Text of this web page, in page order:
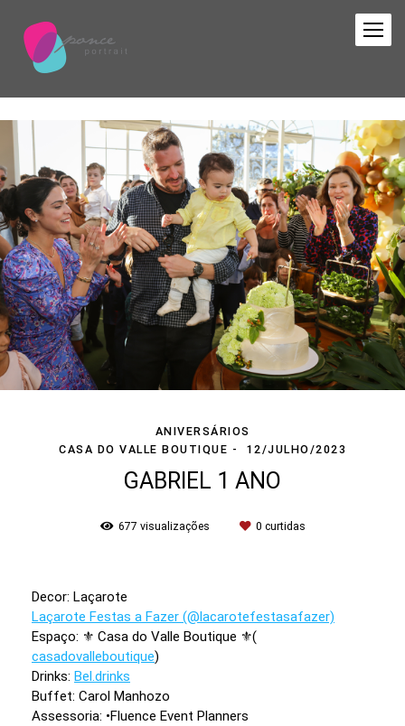
ANIVERSÁRIOS
CASA DO VALLE BOUTIQUE
12/JULHO/2023
GABRIEL 1 ANO
677 visualizações 0 curtidas
Decor: Laçarote
Laçarote Festas a Fazer (@lacarotefestasafazer)
Espaço: ⚜️ Casa do Valle Boutique ⚜️(
casadovalleboutique)
Drinks: Bel.drinks
Buffet: Carol Manhozo
Assessoria: •Fluence Event Planners